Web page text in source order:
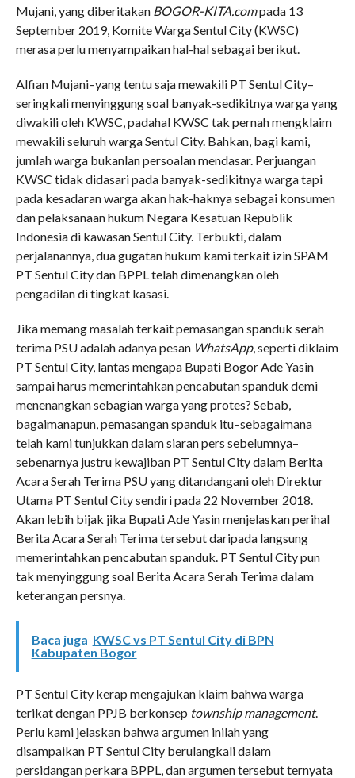
Mujani, yang diberitakan BOGOR-KITA.compada 13
September 2019, Komite Warga Sentul City (KWSC)
merasa perlu menyampaikan hal-hal sebagai berikut.
Alfian Mujani–yang tentu saja mewakili PT Sentul City–
seringkali menyinggung soal banyak-sedikitnya warga yang
diwakili oleh KWSC, padahal KWSC tak pernah mengklaim
mewakili seluruh warga Sentul City. Bahkan, bagi kami,
jumlah warga bukanlan persoalan mendasar. Perjuangan
KWSC tidak didasari pada banyak-sedikitnya warga tapi
pada kesadaran warga akan hak-haknya sebagai konsumen
dan pelaksanaan hukum Negara Kesatuan Republik
Indonesia di kawasan Sentul City. Terbukti, dalam
perjalanannya, dua gugatan hukum kami terkait izin SPAM
PT Sentul City dan BPPL telah dimenangkan oleh
pengadilan di tingkat kasasi.
Jika memang masalah terkait pemasangan spanduk serah
terima PSU adalah adanya pesan WhatsApp, seperti diklaim
PT Sentul City, lantas mengapa Bupati Bogor Ade Yasin
sampai harus memerintahkan pencabutan spanduk demi
menenangkan sebagian warga yang protes? Sebab,
bagaimanapun, pemasangan spanduk itu–sebagaimana
telah kami tunjukkan dalam siaran pers sebelumnya–
sebenarnya justru kewajiban PT Sentul City dalam Berita
Acara Serah Terima PSU yang ditandangani oleh Direktur
Utama PT Sentul City sendiri pada 22 November 2018.
Akan lebih bijak jika Bupati Ade Yasin menjelaskan perihal
Berita Acara Serah Terima tersebut daripada langsung
memerintahkan pencabutan spanduk. PT Sentul City pun
tak menyinggung soal Berita Acara Serah Terima dalam
keterangan persnya.
Baca juga KWSC vs PT Sentul City di BPN
Kabupaten Bogor
PT Sentul City kerap mengajukan klaim bahwa warga
terikat dengan PPJB berkonsep township management.
Perlu kami jelaskan bahwa argumen inilah yang
disampaikan PT Sentul City berulangkali dalam
persidangan perkara BPPL, dan argumen tersebut ternyata